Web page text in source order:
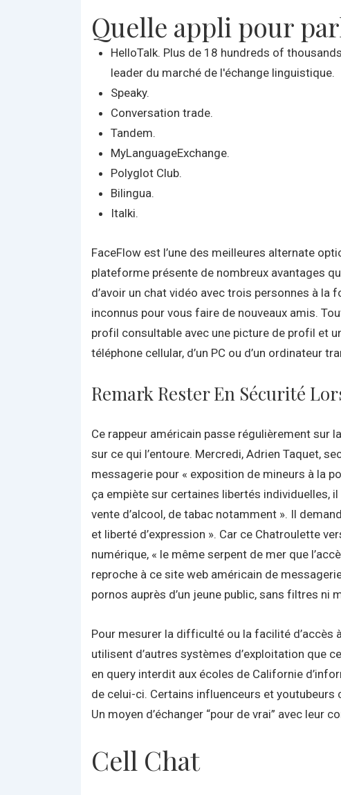
Quelle appli pour
HelloTalk. Plus de 18 hundreds of
leader du marché de l'échange linguistique.
Speaky.
Conversation trade.
Tandem.
MyLanguageExchange.
Polyglot Club.
Bilingua.
Italki.
FaceFlow est l’une des meilleures alternate
plateforme présente de nombreux avantages
d’avoir un chat vidéo avec trois personnes à la
inconnus pour vous faire de nouveaux amis.
profil consultable avec une picture de profil et
téléphone cellular, d’un PC ou d’un ordinateur
Remark Rester En Sécurité
Ce rappeur américain passe régulièrement
sur ce qui l’entoure. Mercredi, Adrien Taquet,
messagerie pour « exposition de mineurs à la
ça empiète sur certaines libertés individuelles,
vente d’alcool, de tabac notamment ». Il
et liberté d’expression ». Car ce Chatroulette
numérique, « le même serpent de mer que
reproche à ce site web américain de
pornos auprès d’un jeune public, sans filtres ni
Pour mesurer la difficulté ou la facilité d’accès
utilisent d’autres systèmes d’exploitation que
en query interdit aux écoles de Californie
de celui-ci. Certains influenceurs et
Un moyen d’échanger “pour de vrai” avec leur
Cell Chat